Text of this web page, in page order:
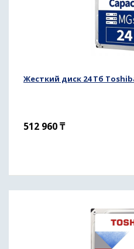
Жесткий диск 24 Тб Toshiba
512 960₸